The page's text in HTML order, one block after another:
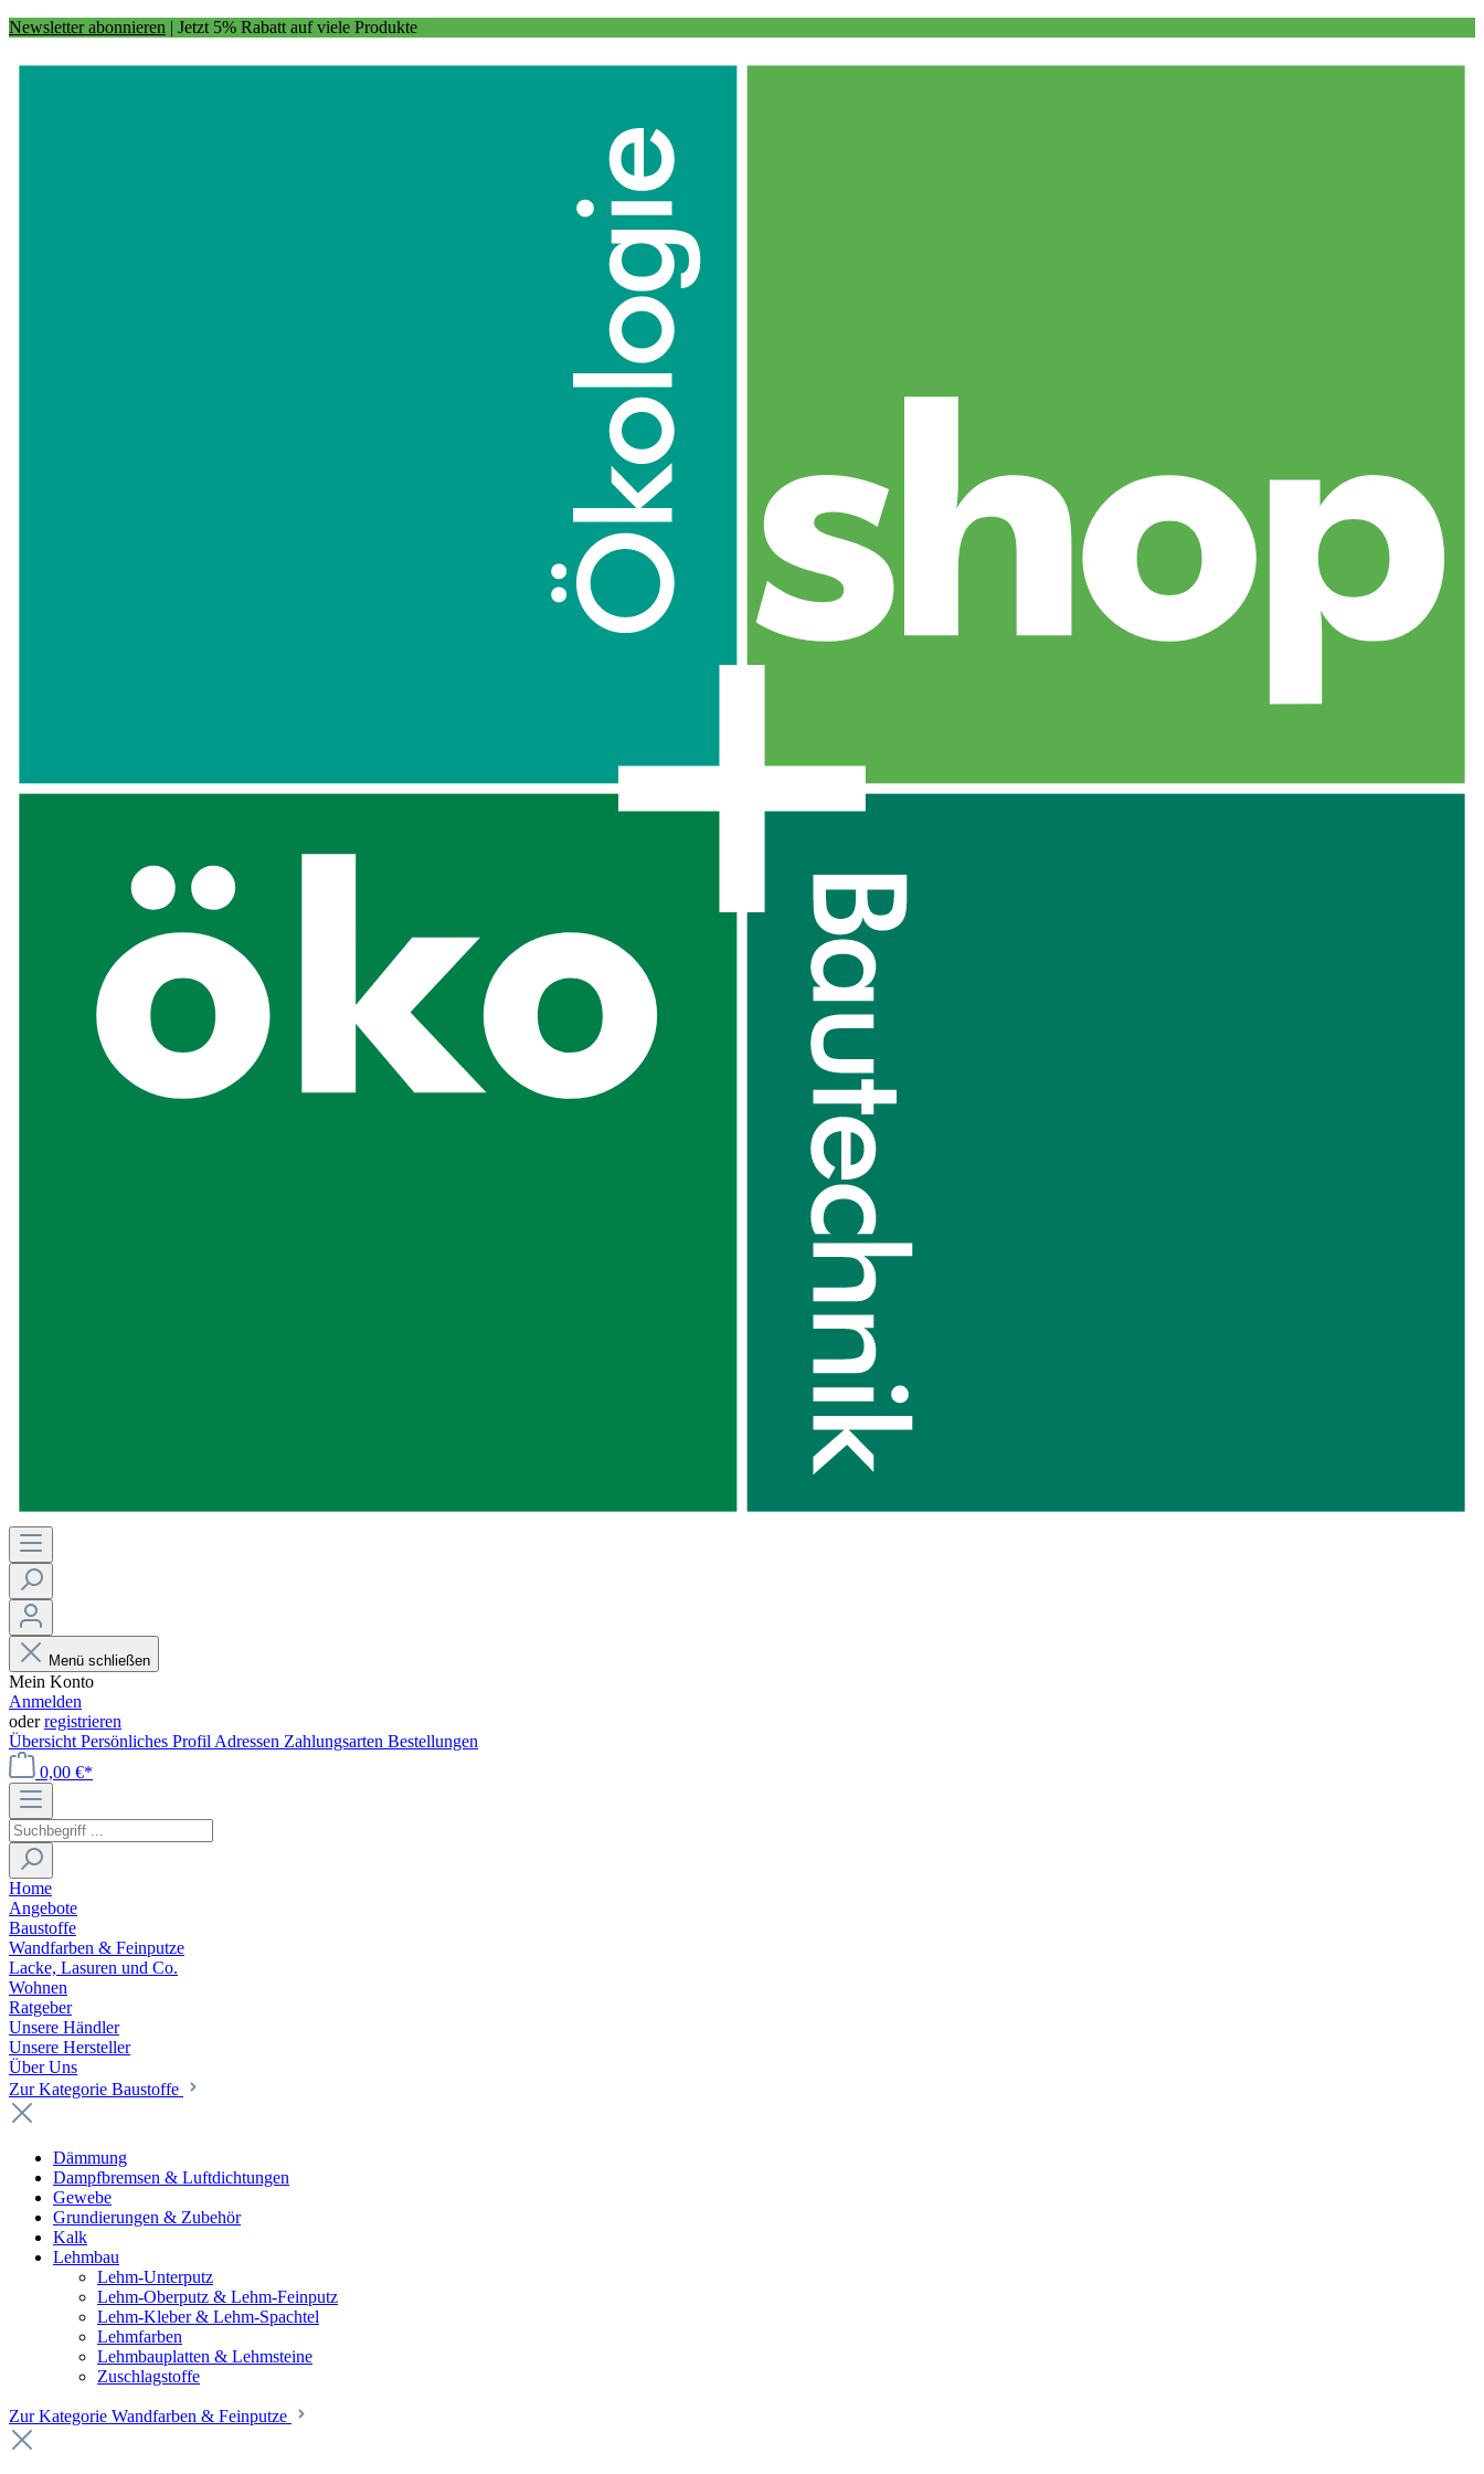
Newsletter abonnieren | Jetzt 5% Rabatt auf viele Produkte
Menü schließen
Mein Konto
Anmelden
oderregistrieren
Übersicht Persönliches Profil Adressen Zahlungsarten Bestellungen
0,00 €*
Home
Angebote
Baustoffe
Wandfarben & Feinputze
Lacke, Lasuren und Co.
Wohnen
Ratgeber
Unsere Händler
Unsere Hersteller
Über Uns
Zur Kategorie Baustoffe
Dämmung
Dampfbremsen & Luftdichtungen
Gewebe
Grundierungen & Zubehör
Kalk
Lehmbau
Lehm-Unterputz
Lehm-Oberputz & Lehm-Feinputz
Lehm-Kleber & Lehm-Spachtel
Lehmfarben
Lehmbauplatten & Lehmsteine
Zuschlagstoffe
Zur Kategorie Wandfarben & Feinputze